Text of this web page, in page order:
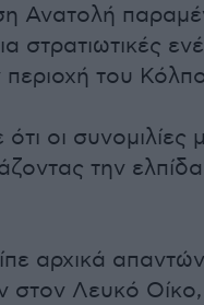
Ανατολή
στρατιωτικές
περιοχή του
οι συνομιλίες
την
αρχικά
στον Λευκό Οίκο,